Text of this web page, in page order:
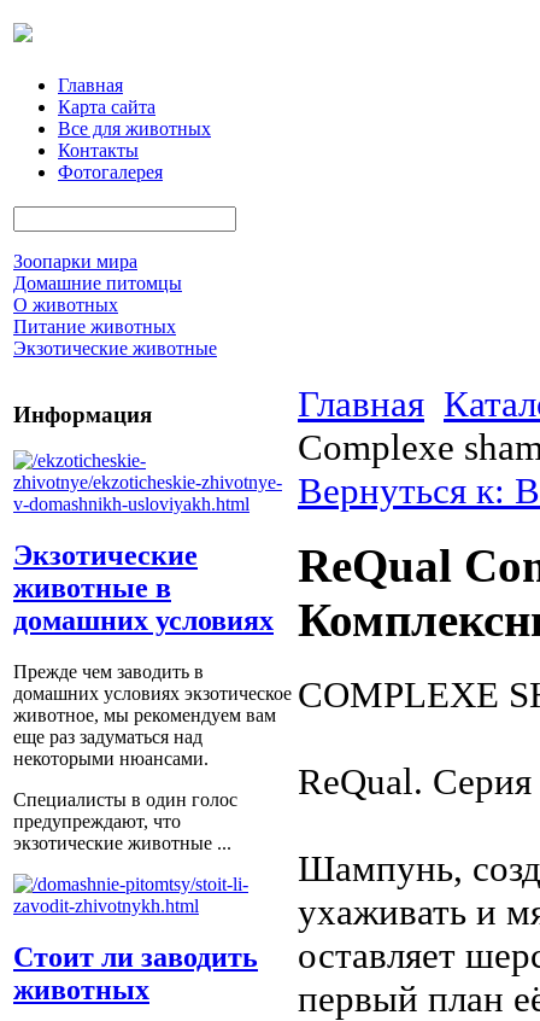
Главная
Карта сайта
Все для животных
Контакты
Фотогалерея
Зоопарки мира
Домашние питомцы
О животных
Питание животных
Экзотические животные
Информация
Экзотические
животные в
домашних условиях
Прежде чем заводить в
домашних условиях экзотическое
животное, мы рекомендуем вам
еще раз задуматься над
некоторыми нюансами.
Специалисты в один голос
предупреждают, что
экзотические животные ...
Стоит ли заводить
животных
Главная
Complexe
Вернуться к:
ReQual
COMPLEXE
ReQual.
Шампунь,
ухаживать и
оставляет
первый план